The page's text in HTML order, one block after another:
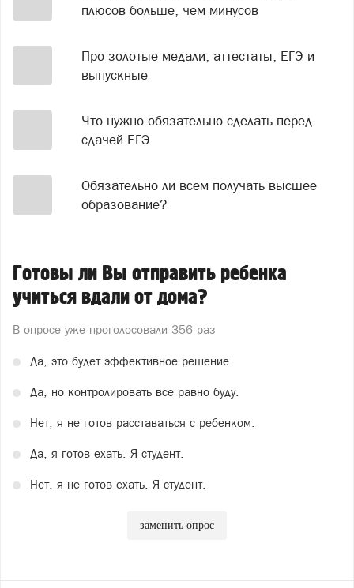
плюсов больше, чем минусов
Про золотые медали, аттестаты, ЕГЭ и
выпускные
Что нужно обязательно сделать перед
сдачей ЕГЭ
Обязательно ли всем получать высшее
образование?
Готовы ли Вы отправить ребенка
учиться вдали от дома?
В опросе уже проголосовали 356 раз
Да, это будет эффективное решение.
Да, но контролировать все равно буду.
Нет, я не готов расставаться с ребенком.
Да, я готов ехать. Я студент.
Нет. я не готов ехать. Я студент.
заменить опрос